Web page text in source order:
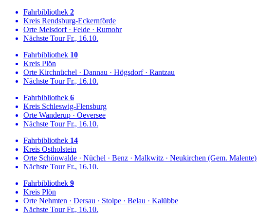
Fahrbibliothek 2
Kreis Rendsburg-Eckernförde
Orte Melsdorf· Felde · Rumohr
Nächste TourFr., 16.10.
Fahrbibliothek 10
Kreis Plön
Orte Kirchnüchel · Dannau · Högsdorf· Rantzau
Nächste TourFr., 16.10.
Fahrbibliothek 6
Kreis Schleswig-Flensburg
Orte Wanderup · Oeversee
Nächste TourFr., 16.10.
Fahrbibliothek 14
Kreis Ostholstein
Orte Schönwalde · Nüchel · Benz · Malkwitz · Neukirchen (Gem. Malente)
Nächste TourFr., 16.10.
Fahrbibliothek 9
Kreis Plön
Orte Nehmten · Dersau · Stolpe · Belau · Kalübbe
Nächste TourFr., 16.10.